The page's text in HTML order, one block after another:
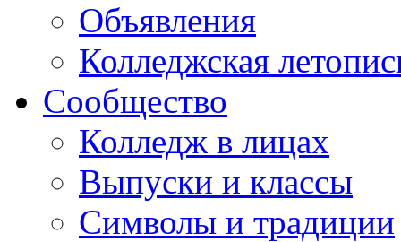
Объявления
Колледжская
Сообщество
Колледж в лицах
Выпуски и классы
Символы и традиции